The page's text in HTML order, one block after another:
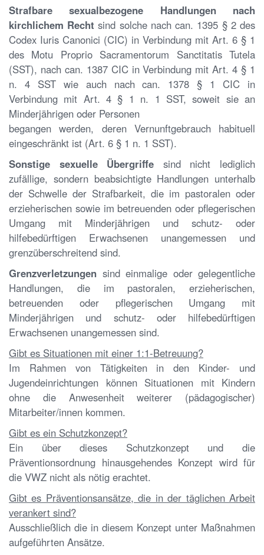
Strafbare sexualbezogene Handlungen nach
kirchlichem Recht sind solche nach can. 1395 § 2 des
Codex Iuris Canonici (CIC) in Verbindung mit Art. 6 § 1
des Motu Proprio Sacramentorum Sanctitatis Tutela
(SST), nach can. 1387 CIC in Verbindung mit Art. 4 § 1
n. 4 SST wie auch nach can. 1378 § 1 CIC in
Verbindung mit Art. 4 § 1 n. 1 SST, soweit sie an
Minderjährigen oder Personen
begangen werden, deren Vernunftgebrauch habituell
eingeschränkt ist (Art. 6 § 1 n. 1 SST).
Sonstige sexuelle Übergriffe sind nicht lediglich
zufällige, sondern beabsichtigte Handlungen unterhalb
der Schwelle der Strafbarkeit, die im pastoralen oder
erzieherischen sowie im betreuenden oder pflegerischen
Umgang mit Minderjährigen und schutz- oder
hilfebedürftigen Erwachsenen unangemessen und
grenzüberschreitend sind.
Grenzverletzungen sind einmalige oder gelegentliche
Handlungen, die im pastoralen, erzieherischen,
betreuenden oder pflegerischen Umgang mit
Minderjährigen und schutz- oder hilfebedürftigen
Erwachsenen unangemessen sind.
Gibt es Situationen mit einer 1:1-Betreuung?
Im Rahmen von Tätigkeiten in den Kinder- und
Jugendeinrichtungen können Situationen mit Kindern
ohne die Anwesenheit weiterer (pädagogischer)
Mitarbeiter/innen kommen.
Gibt es ein Schutzkonzept?
Ein über dieses Schutzkonzept und die
Präventionsordnung hinausgehendes Konzept wird für
die VWZ nicht als nötig erachtet.
Gibt es Präventionsansätze, die in der täglichen Arbeit
verankert sind?
Ausschließlich die in diesem Konzept unter Maßnahmen
aufgeführten Ansätze.